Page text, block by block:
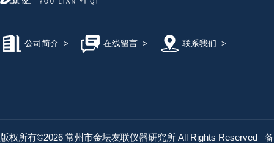
公司简介 > 在线留言> 联系我们 >
版权所有©2026 常州市金坛友联仪器研究所 All Rights Reserved